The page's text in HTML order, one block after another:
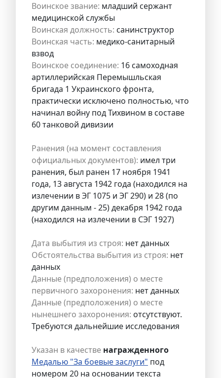
Воинское звание: младший сержант
медицинской службы
Воинская должность: санинструктор
Воинская часть: медико-санитарный
взвод
Воинское соединение: 16 самоходная
артиллерийская Перемышльская
бригада 1 Украинского фронта,
практически исключено полностью, что
начинал войну под Тихвином в составе
60 танковой дивизии
Ранения (на момент составления
официальных документов): имел три
ранения, был ранен 17 ноября 1941
года, 13 августа 1942 года (находился на
излечении в ЭГ 1075 и ЭГ 290) и 28 (по
другим данным - 25) декабря 1942 года
(находился на излечении в СЭГ 1927)
Дата выбытия из строя: нет данных
Обстоятельства выбытия из строя: нет
данных
Данные (предположения) о месте
первичного захоронения: нет данных
Данные (предположения) о месте
нынешнего захоронения: отсутствуют.
Требуются дальнейшие исследования
Указан в качестве награжденного
Медалью "За боевые заслуги" под
номером 20 на основании текста